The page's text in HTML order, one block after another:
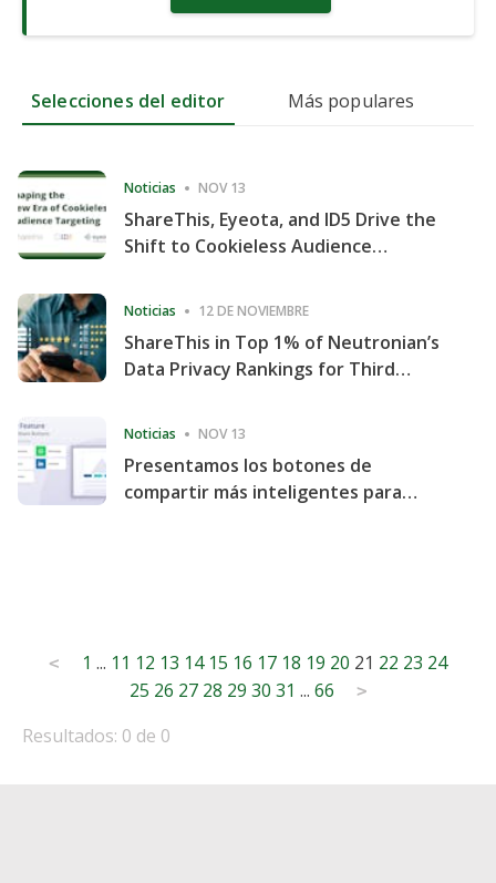
Selecciones del editor Más populares
Noticias NOV 13
ShareThis, Eyeota, and ID5 Drive the
Shift to Cookieless Audience
Noticias 12 DE NOVIEMBRE
ShareThis in Top 1% of Neutronian’s
Data Privacy Rankings for Third
Noticias NOV 13
Presentamos los botones de
compartir más inteligentes para
Posts
pagination
< 1 ... 11 12 13 14 15 16 17 18 19 20 21 22 23 24
25 26 27 28 29 30 31 ... 66 >
Resultados: 0 de 0